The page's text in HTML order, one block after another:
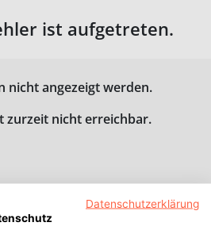
ist aufgetreten.
nicht angezeigt werden.
zurzeit nicht erreichbar.
Datenschutzerklärung